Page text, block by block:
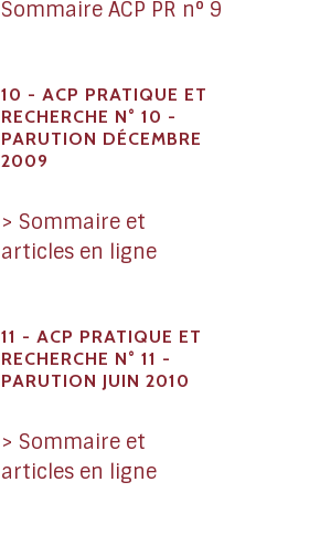
Sommaire ACP PR n° 9
10 - ACP PRATIQUE ET
RECHERCHE N° 10 -
PARUTION DÉCEMBRE
2009
> Sommaire et
articles en ligne
11 - ACP PRATIQUE ET
RECHERCHE N° 11 -
PARUTION JUIN 2010
> Sommaire et
articles en ligne